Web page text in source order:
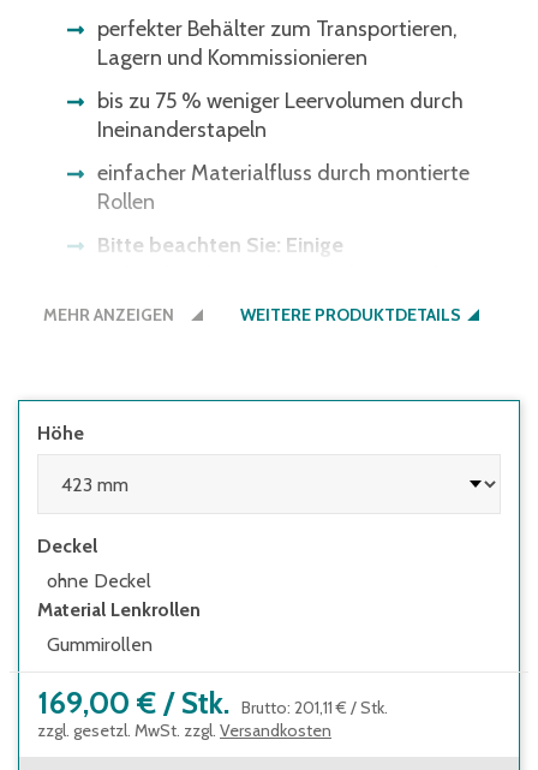
perfekter Behälter zum Transportieren,
Lagern und Kommissionieren
bis zu 75 % weniger Leervolumen durch
Ineinanderstapeln
einfacher Materialfluss durch montierte
Rollen
Bitte beachten Sie: Einige
schwarze Bodenfarbe nicht - gerne bieten
MEHR ANZEIGEN WEITERE PRODUKTDETAILS
Höhe
Deckel
ohne Deckel
Material Lenkrollen
Gummirollen
169,00 € / Stk. Brutto: 201,11 € /Stk.
zzgl. gesetzl. MwSt. zzgl. Versandkosten